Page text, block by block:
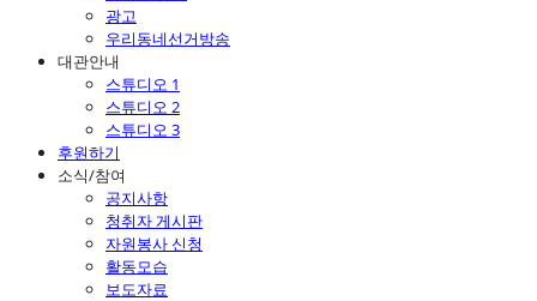
광고
우리동네선거방송
대관안내
스튜디오 1
스튜디오 2
스튜디오 3
후원하기
소식/참여
공지사항
청취자 게시판
자원봉사 신청
활동모습
보도자료